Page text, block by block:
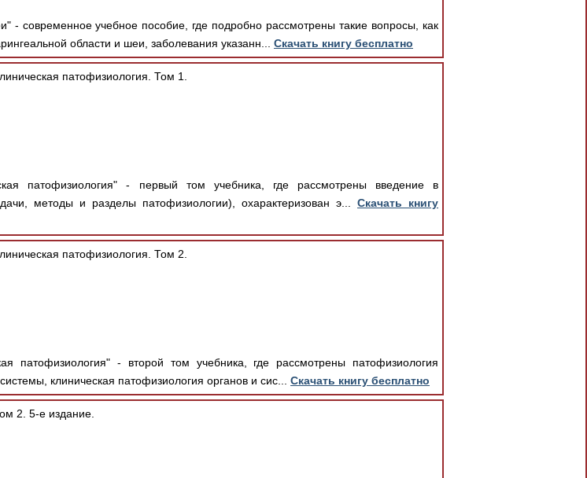
- современное учебное пособие, где подробно рассмотрены такие вопросы, как
области и шеи, заболевания указанн... Скачать книгу бесплатно
патофизиология. Том 1.
патофизиология" - первый том учебника, где рассмотрены введение в
методы и разделы патофизиологии), охарактеризован э... Скачать книгу
патофизиология. Том 2.
патофизиология" - второй том учебника, где рассмотрены патофизиология
клиническая патофизиология органов и сис... Скачать книгу бесплатно
2. 5-е издание.